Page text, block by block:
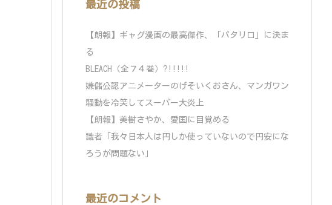
最近の投稿
【朗報】ギャグ漫画の最高傑作、「パタリロ」に決ま
る
BLEACH（全７４巻）?!!!!!
嫌儲公認アニメーターのげそいくおさん、マンガワン
騒動を冷笑してスーパー大炎上
【朗報】美樹さやか、愛国に目覚める
識者「我々日本人は円しか使っていないので円安にな
ろうが問題ない」
最近のコメント